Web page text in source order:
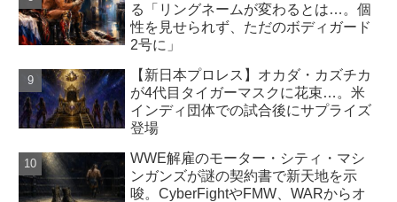
る「リングネームが変わるとは…。個
性を見せられず、ただのボディガード
2号に」
【新日本プロレス】オカダ・カズチカ
が4代目タイガーマスクに花束…。米
インディ団体での試合後にサプライズ
登場
WWE解雇のモーター・シティ・マシ
ンガンズが謎の契約書で新天地を示
唆。CyberFightやFMW、WARからオ